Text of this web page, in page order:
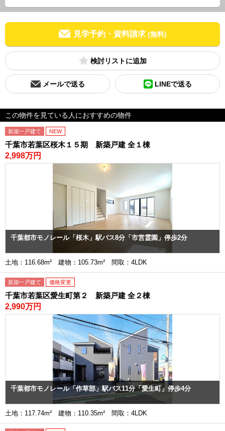
見学予約・資料請求 (無料)
検討リスト
メールで送る LINEで送る
この物件を見ている人におすすめの物件
新築一戸建て NEW
千葉市若葉区桜木１５期 新築戸建 全１棟
2,998万円
千葉都市モノレール「桜木」駅バス8分「市営霊園」停歩2分
土地：116.68m² 建物：105.73m² 間取：4LDK
新築一戸建て 価格変更
千葉市若葉区愛生町第２ 新築戸建 全２棟
2,990万円
千葉都市モノレール「作草部」駅バス11分「愛生町」停歩4分
土地：117.74m² 建物：110.35m² 間取：4LDK